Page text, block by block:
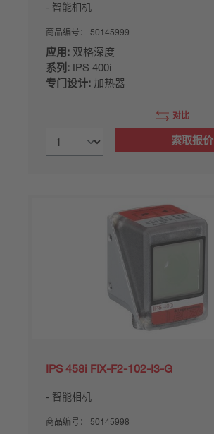
智能相机
商品编号： 50145999
应用: 双格深度
系列: IPS 400i
专门设计: 加热器
对比
索取报价
IPS 458i FIX-F2-102-I3-G
智能相机
商品编号： 50145998